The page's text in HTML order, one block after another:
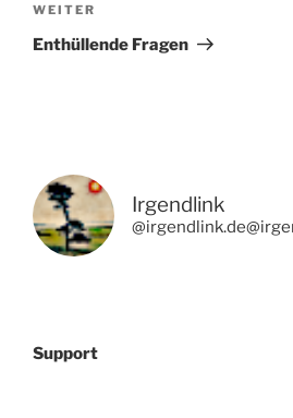
Nächster
Beitrag
WEITER
Enthüllende Fragen
Irgendlink
Support